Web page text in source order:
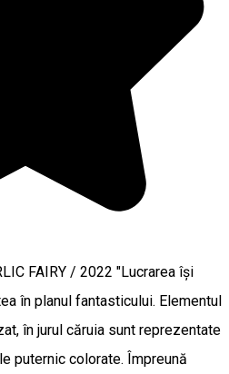
FAIRY / 2022 "Lucrarea își
în planul fantasticului. Elementul
în jurul căruia sunt reprezentate
puternic colorate. Împreună